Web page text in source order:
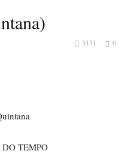
0
3151
DO TEMPO